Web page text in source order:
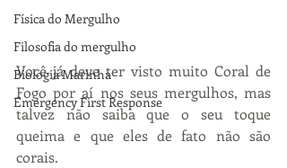
Física do Mergulho
Filosofia do mergulho
Biologia Marinha
Emergency First Response
Você já deve ter visto muito Coral de
Fogo por aí nos seus mergulhos, mas
talvez não saiba que o seu toque
queima e que eles de fato não são
corais.